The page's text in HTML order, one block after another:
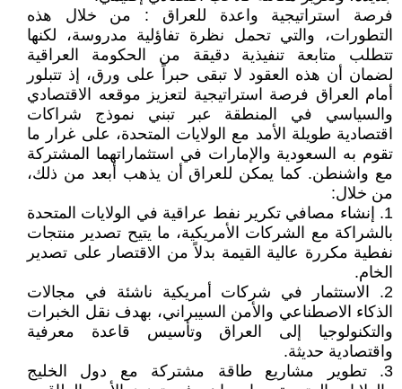
فرصة استراتيجية واعدة للعراق : من خلال هذه
التطورات، والتي تحمل نظرة تفاؤلية مدروسة، لكنها
تتطلب متابعة تنفيذية دقيقة من الحكومة العراقية
لضمان أن هذه العقود لا تبقى حبراً على ورق، إذ تتبلور
أمام العراق فرصة استراتيجية لتعزيز موقعه الاقتصادي
والسياسي في المنطقة عبر تبني نموذج شراكات
اقتصادية طويلة الأمد مع الولايات المتحدة، على غرار ما
تقوم به السعودية والإمارات في استثماراتهما المشتركة
مع واشنطن. كما يمكن للعراق أن يذهب أبعد من ذلك،
من خلال:
1. إنشاء مصافي تكرير نفط عراقية في الولايات المتحدة
بالشراكة مع الشركات الأمريكية، ما يتيح تصدير منتجات
نفطية مكررة عالية القيمة بدلاً من الاقتصار على تصدير
الخام.
2. الاستثمار في شركات أمريكية ناشئة في مجالات
الذكاء الاصطناعي والأمن السيبراني، بهدف نقل الخبرات
والتكنولوجيا إلى العراق وتأسيس قاعدة معرفية
واقتصادية حديثة.
3. تطوير مشاريع طاقة مشتركة مع دول الخليج